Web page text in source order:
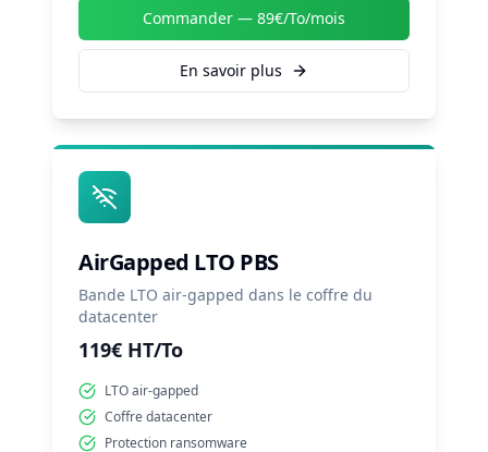
Commander — 89€/To/mois
En savoir plus
AirGapped LTO PBS
Bande LTO air-gapped dans le coffre du
datacenter
119€ HT/To
LTO air-gapped
Coffre datacenter
Protection ransomware